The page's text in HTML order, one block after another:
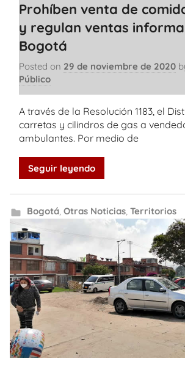
Prohíben venta de
y regulan ventas
Bogotá
Posted on 29 de noviembre de 2020
Público
A través de la Resolución 1183, el
carretas y cilindros de gas a
ambulantes. Por medio de
Seguir leyendo
Bogotá, Otras Noticias, Territorios